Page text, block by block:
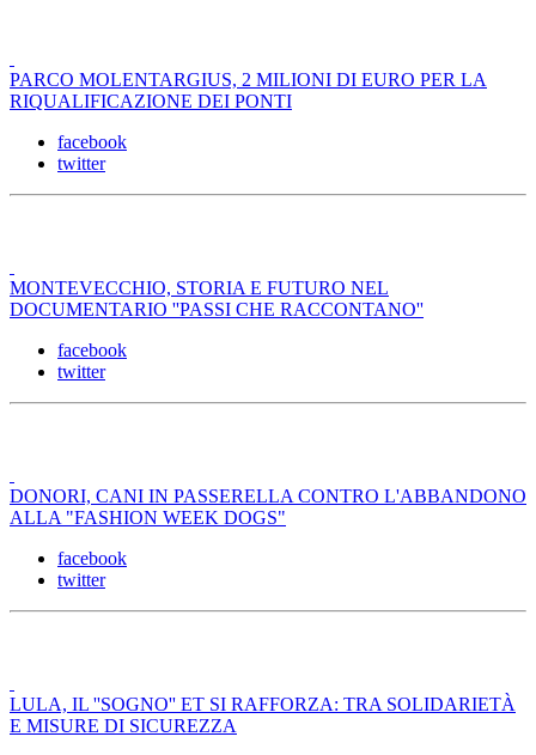
PARCO MOLENTARGIUS, 2 MILIONI DI EURO PER LA
RIQUALIFICAZIONE DEI PONTI
facebook
twitter
MONTEVECCHIO, STORIA E FUTURO NEL
DOCUMENTARIO ''PASSI CHE RACCONTANO''
facebook
twitter
DONORI, CANI IN PASSERELLA CONTRO L'ABBANDONO
ALLA "FASHION WEEK DOGS"
facebook
twitter
LULA, IL ''SOGNO'' ET SI RAFFORZA: TRA SOLIDARIETÀ
E MISURE DI SICUREZZA